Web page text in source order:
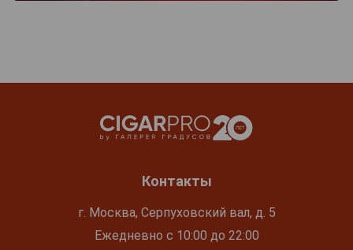
Контакты
г. Москва, Серпуховский вал, д. 5
Ежедневно с 10:00 до 22:00